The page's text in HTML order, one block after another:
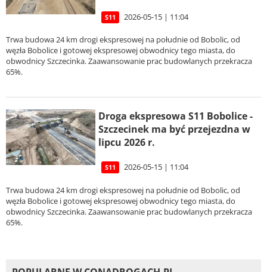
S11 2026-05-15 | 11:04
Trwa budowa 24 km drogi ekspresowej na południe od Bobolic, od
węzła Bobolice i gotowej ekspresowej obwodnicy tego miasta, do
obwodnicy Szczecinka. Zaawansowanie prac budowlanych przekracza
65%.
Droga ekspresowa S11 Bobolice -
Szczecinek ma być przejezdna w
lipcu 2026 r.
S11 2026-05-15 | 11:04
Trwa budowa 24 km drogi ekspresowej na południe od Bobolic, od
węzła Bobolice i gotowej ekspresowej obwodnicy tego miasta, do
obwodnicy Szczecinka. Zaawansowanie prac budowlanych przekracza
65%.